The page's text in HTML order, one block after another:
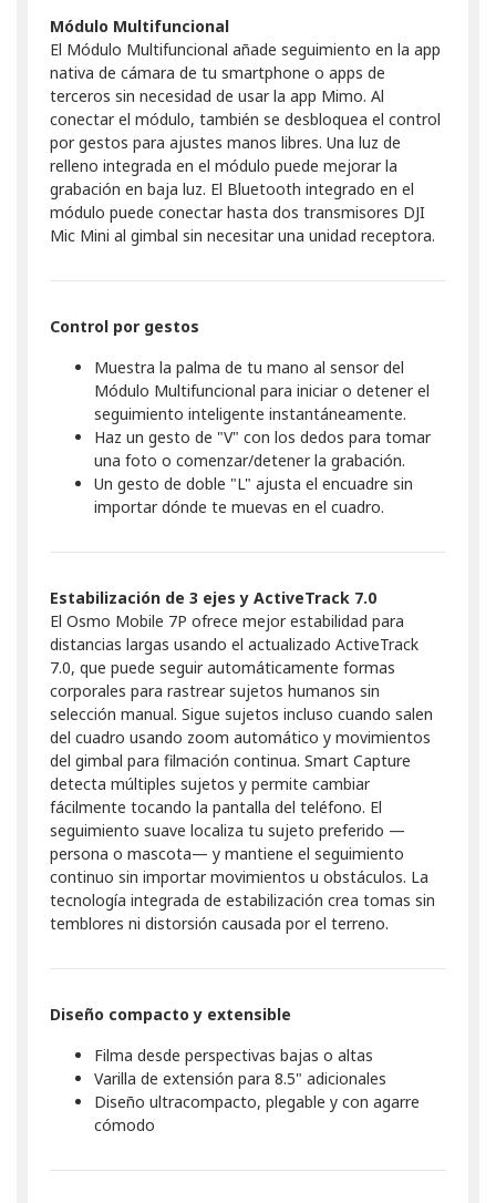
Módulo Multifuncional
El Módulo Multifuncional añade seguimiento en la app
nativa de cámara de tu smartphone o apps de
terceros sin necesidad de usar la app Mimo. Al
conectar el módulo, también se desbloquea el control
por gestos para ajustes manos libres. Una luz de
relleno integrada en el módulo puede mejorar la
grabación en baja luz. El Bluetooth integrado en el
módulo puede conectar hasta dos transmisores DJI
Mic Mini al gimbal sin necesitar una unidad receptora.
Control por gestos
Muestra la palma de tu mano al sensor del
Módulo Multifuncional para iniciar o detener el
seguimiento inteligente instantáneamente.
Haz un gesto de "V" con los dedos para tomar
una foto o comenzar/detener la grabación.
Un gesto de doble "L" ajusta el encuadre sin
importar dónde te muevas en el cuadro.
Estabilización de 3 ejes y ActiveTrack 7.0
El Osmo Mobile 7P ofrece mejor estabilidad para
distancias largas usando el actualizado ActiveTrack
7.0, que puede seguir automáticamente formas
corporales para rastrear sujetos humanos sin
selección manual. Sigue sujetos incluso cuando salen
del cuadro usando zoom automático y movimientos
del gimbal para filmación continua. Smart Capture
detecta múltiples sujetos y permite cambiar
fácilmente tocando la pantalla del teléfono. El
seguimiento suave localiza tu sujeto preferido —
persona o mascota— y mantiene el seguimiento
continuo sin importar movimientos u obstáculos. La
tecnología integrada de estabilización crea tomas sin
temblores ni distorsión causada por el terreno.
Diseño compacto y extensible
Filma desde perspectivas bajas o altas
Varilla de extensión para 8.5" adicionales
Diseño ultracompacto, plegable y con agarre
cómodo